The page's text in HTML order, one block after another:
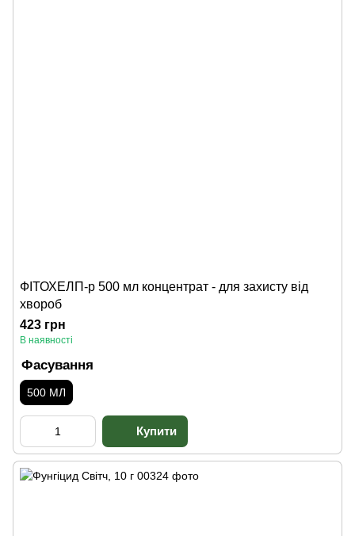
ФІТОХЕЛП-р 500 мл концентрат - для захисту від
хвороб
423 грн
В наявності
Фасування
500 МЛ